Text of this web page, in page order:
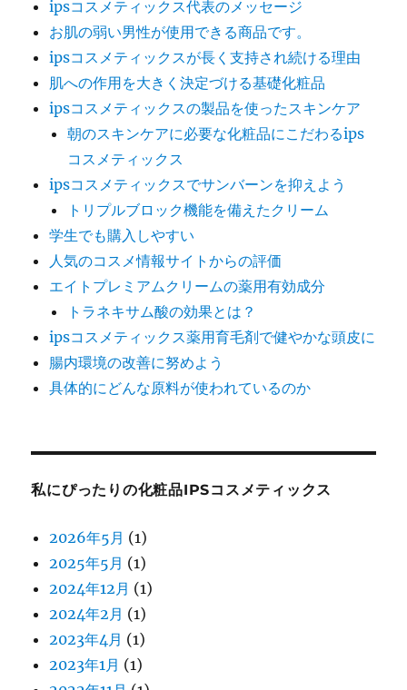
ipsコスメティックス代表のメッセージ
お肌の弱い男性が使用できる商品です。
ipsコスメティックスが長く支持され続ける理由
肌への作用を大きく決定づける基礎化粧品
ipsコスメティックスの製品を使ったスキンケア
朝のスキンケアに必要な化粧品にこだわるips
コスメティックス
ipsコスメティックスでサンバーンを抑えよう
トリプルブロック機能を備えたクリーム
学生でも購入しやすい
人気のコスメ情報サイトからの評価
エイトプレミアムクリームの薬用有効成分
トラネキサム酸の効果とは？
ipsコスメティックス薬用育毛剤で健やかな頭皮に
腸内環境の改善に努めよう
具体的にどんな原料が使われているのか
私にぴったりの化粧品IPSコスメティックス
2026年5月 (1)
2025年5月 (1)
2024年12月 (1)
2024年2月 (1)
2023年4月 (1)
2023年1月 (1)